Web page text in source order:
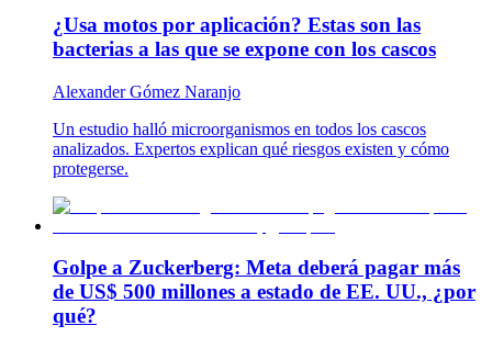
¿Usa motos por aplicación? Estas son las
bacterias a las que se expone con los cascos
Alexander Gómez Naranjo
Un estudio halló microorganismos en todos los cascos
analizados. Expertos explican qué riesgos existen y cómo
protegerse.
Golpe a Zuckerberg: Meta deberá pagar más
de US$ 500 millones a estado de EE. UU., ¿por
qué?